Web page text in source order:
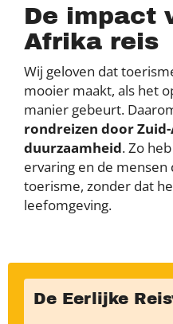
De impact
Afrika reis
Wij geloven dat
mooier maakt, als het
manier gebeurt.
rondreizen door
duurzaamheid. Zo
ervaring en de
toerisme, zonder dat
leefomgeving.
De Eerlijke